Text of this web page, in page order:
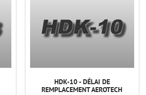
HDK-10 - DÉLAI DE
REMPLACEMENT AEROTECH